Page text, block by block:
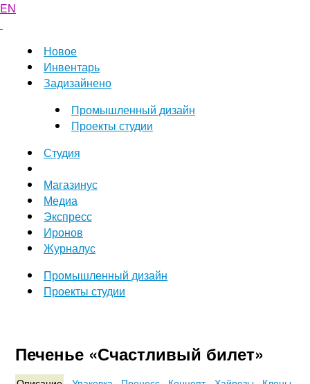
EN
Новое
Инвентарь
Задизайнено
Промышленный дизайн
Проекты студии
Студия
Магазинус
Медиа
Экспресс
Иронов
Журналус
Промышленный дизайн
Проекты студии
Печенье «Счастливый билет»